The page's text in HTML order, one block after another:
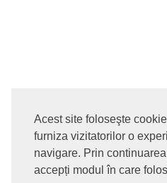
Acest site foloseşte
furniza vizitatorilor o
navigare. Prin
accepți modul în care